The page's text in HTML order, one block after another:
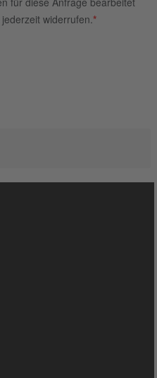
widerrufen.*